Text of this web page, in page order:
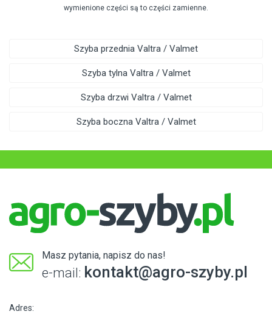
wymienione części są to części zamienne.
Szyba przednia Valtra / Valmet
Szyba tylna Valtra / Valmet
Szyba drzwi Valtra / Valmet
Szyba boczna Valtra / Valmet
Masz pytania, napisz do nas!
e-mail: kontakt@agro-szyby.pl
Adres: